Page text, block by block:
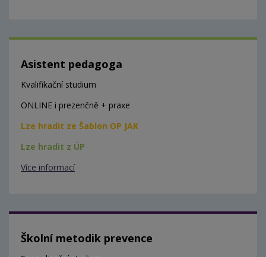
Asistent pedagoga
Kvalifikační studium
ONLINE i prezenčně + praxe
Lze hradit ze Šablon OP JAK
Lze hradit z ÚP
Více informací
Školní metodik prevence